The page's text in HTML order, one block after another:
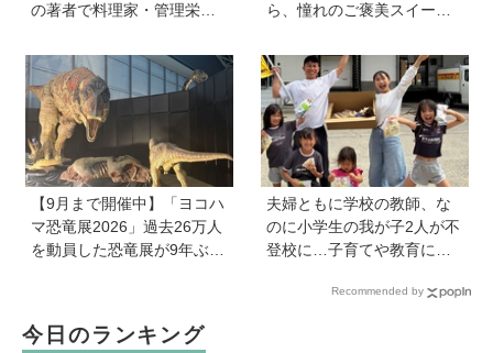
の著者で料理家・管理栄養
る「子どもと一緒に楽しめ
る夏休みレシピ」
ら、憧れのご褒美スイーツ
【9月まで開催中】「ヨコハ
マ恐竜展2026」過去26万人
を動員した恐竜展が9年ぶり
夫婦ともに学校の教師、な
のに小学生の我が子2人が不
登校に…子育てや教育に悩
「退職しよう」と決意する
Recommended by
今日のランキング